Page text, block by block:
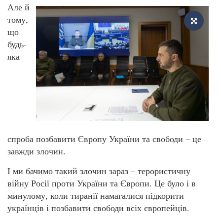
Але й
тому,
що
будь-
яка
спроба позбавити Європу України та свободи – це
завжди злочин.
І ми бачимо такий злочин зараз – терористичну
війну Росії проти України та Європи. Це було і в
минулому, коли тиранії намагалися підкорити
українців і позбавити свободи всіх європейців.